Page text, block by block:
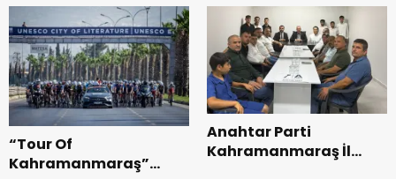
“Tour Of
Kahramanmaraş”
Anahtar Parti
Kahramanmaraş İl